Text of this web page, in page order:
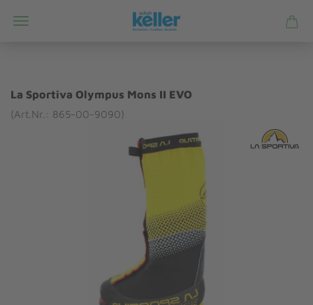
La Sportiva Olympus Mons II EVO
(Art.Nr.: 865-00-9090)